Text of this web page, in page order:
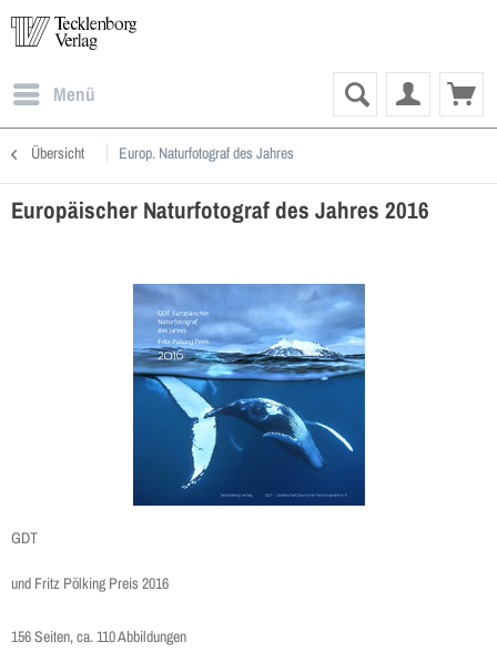
Menü
Übersicht Europ. Naturfotograf des Jahres
Europäischer Naturfotograf des Jahres 2016
GDT
und Fritz Pölking Preis 2016
156 Seiten, ca. 110 Abbildungen